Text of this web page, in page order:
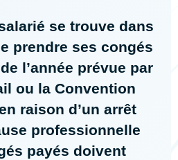
se trouve dans
prendre ses congés
l’année prévue par
ou la Convention
raison d’un arrêt
professionnelle
payés doivent